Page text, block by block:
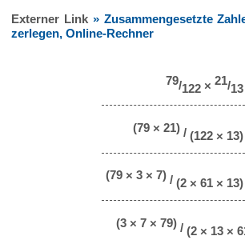
Externer Link » Zusammengesetzte
zerlegen, Online-Rechner
79/122× 21/13
(79 × 21)/ (122 × 13)
(79 × 3 × 7)/ (2 × 61 × 13)
(3 × 7 × 79)/ (2 × 13 ×